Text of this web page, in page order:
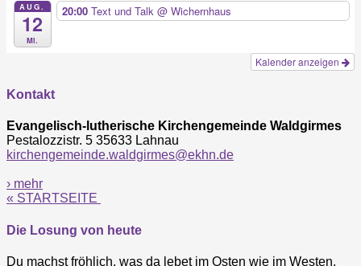
AUG.
12
Mi.
20:00 Text und Talk @ Wichernhaus
Kalender anzeigen
Kontakt
Evangelisch-lutherische Kirchengemeinde Waldgirmes
Pestalozzistr. 5 35633 Lahnau
kirchengemeinde.waldgirmes@ekhn.de
› mehr
« STARTSEITE
Die Losung von heute
Du machst fröhlich, was da lebet im Osten wie im Westen.